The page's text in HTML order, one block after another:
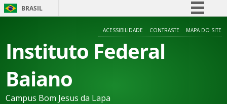
BRASIL
Participe
ACESSIBILIDADE CONTRASTE MAPA DO SITE
Instituto Federal
Baiano
Campus Bom Jesus da Lapa